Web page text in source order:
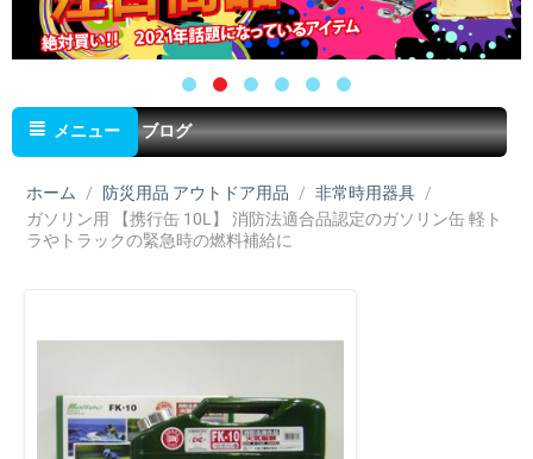
メニュー ブログ
ホーム / 防災用品 アウトドア用品 / 非常時用器具 /
ガソリン用 【携行缶 10L】 消防法適合品認定のガソリン缶 軽ト
ラやトラックの緊急時の燃料補給に